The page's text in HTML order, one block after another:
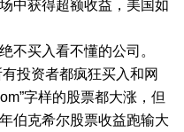
中获得超额收益，美国如
不买入看不懂的公司。
投资者都疯狂买入和网
字样的股票都大涨，但
伯克希尔股票收益跑输大